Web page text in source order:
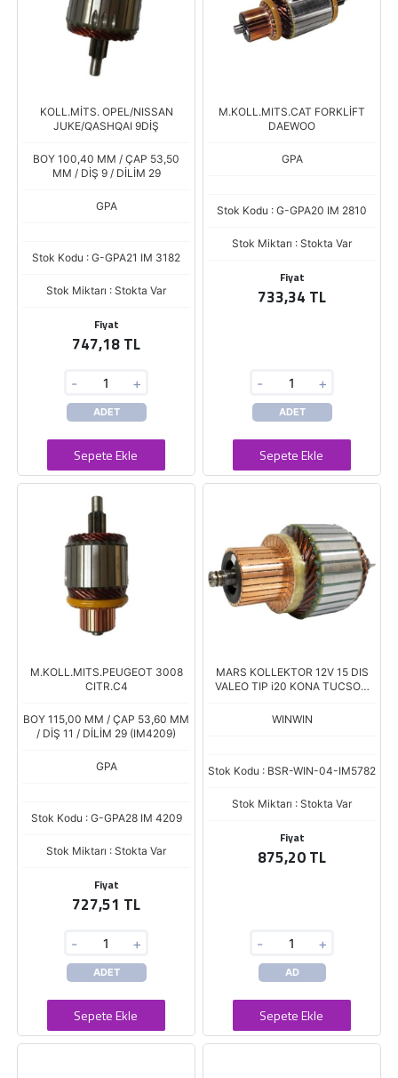
KOLL.MİTS. OPEL/NISSAN
JUKE/QASHQAI 9DİŞ
BOY 100,40 MM / ÇAP 53,50
MM / DİŞ 9 / DİLİM 29
GPA
Stok Kodu : G-GPA21 IM 3182
Stok Miktarı : Stokta Var
Fiyat
747,18 TL
- +
ADET
Sepete Ekle
M.KOLL.MITS.CAT FORKLİFT
DAEWOO
GPA
Stok Kodu : G-GPA20 IM 2810
Stok Miktarı : Stokta Var
Fiyat
733,34 TL
- +
ADET
Sepete Ekle
M.KOLL.MITS.PEUGEOT 3008
CITR.C4
BOY 115,00 MM / ÇAP 53,60 MM
/ DİŞ 11 / DİLİM 29 (IM4209)
GPA
Stok Kodu : G-GPA28 IM 4209
Stok Miktarı : Stokta Var
Fiyat
727,51 TL
- +
ADET
Sepete Ekle
MARS KOLLEKTOR 12V 15 DIS
VALEO TIP i20 KONA TUCSON
Cap.53,80
WINWIN
Stok Kodu : BSR-WIN-04-IM5782
Stok Miktarı : Stokta Var
Fiyat
875,20 TL
- +
AD
Sepete Ekle